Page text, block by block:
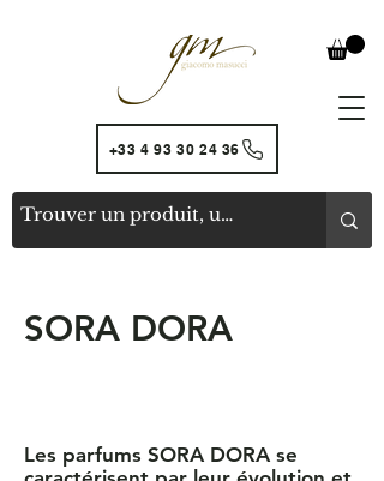
+33 4 93 30 24 36
SORA DORA
Les parfums SORA DORA se